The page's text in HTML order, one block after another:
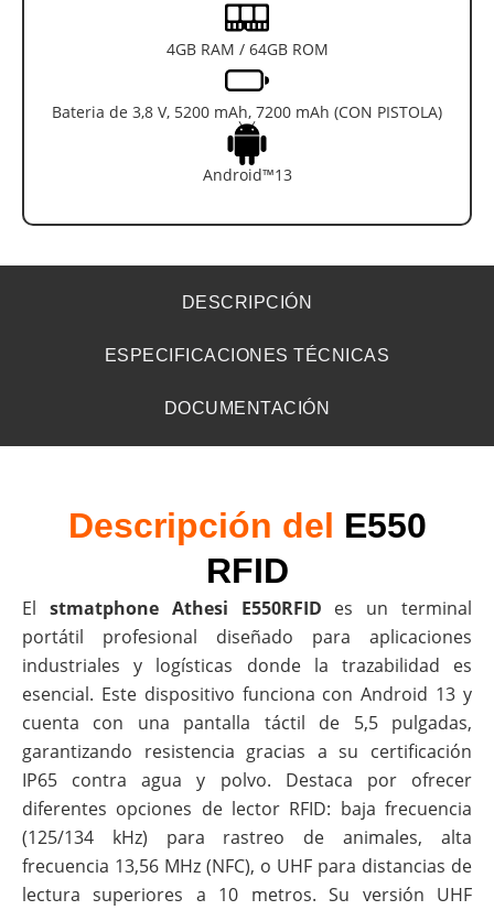
4GB RAM / 64GB ROM
Bateria de 3,8 V, 5200 mAh, 7200 mAh (CON PISTOLA)
Android™13
DESCRIPCIÓN
ESPECIFICACIONES TÉCNICAS
DOCUMENTACIÓN
Descripción del E550
RFID
El stmatphone Athesi E550RFID es un terminal
portátil profesional diseñado para aplicaciones
industriales y logísticas donde la trazabilidad es
esencial. Este dispositivo funciona con Android 13 y
cuenta con una pantalla táctil de 5,5 pulgadas,
garantizando resistencia gracias a su certificación
IP65 contra agua y polvo. Destaca por ofrecer
diferentes opciones de lector RFID: baja frecuencia
(125/134 kHz) para rastreo de animales, alta
frecuencia 13,56 MHz (NFC), o UHF para distancias de
lectura superiores a 10 metros. Su versión UHF